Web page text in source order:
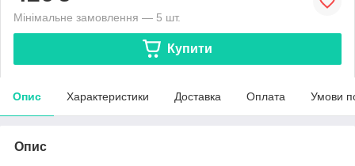
Мінімальне замовлення — 5 шт.
Купити
Опис Характеристики Доставка Оплата Умови
Опис